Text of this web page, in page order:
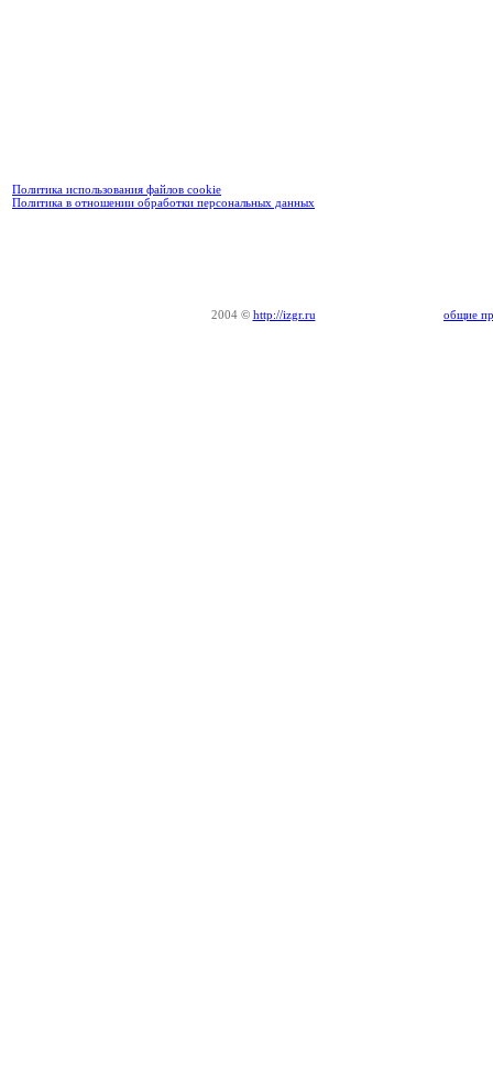
Политика использования файлов cookie
Политика в отношении обработки персональных данных
2004 © http://izgr.ru общие